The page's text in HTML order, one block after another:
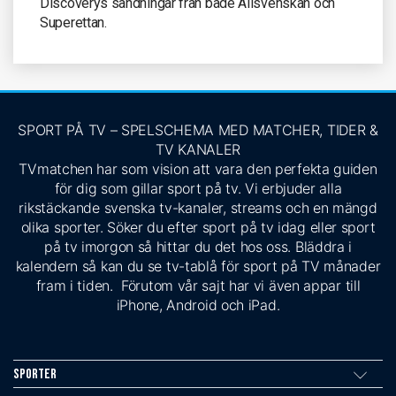
Superettan.
SPORT PÅ TV – SPELSCHEMA MED MATCHER, TIDER &
TV KANALER
TVmatchen har som vision att vara den perfekta guiden
för dig som gillar sport på tv. Vi erbjuder alla
rikstäckande svenska tv-kanaler, streams och en mängd
olika sporter. Söker du efter sport på tv idag eller sport
på tv imorgon så hittar du det hos oss. Bläddra i
kalendern så kan du se tv-tablå för sport på TV månader
fram i tiden. Förutom vår sajt har vi även appar till
iPhone, Android och iPad.
Sporter